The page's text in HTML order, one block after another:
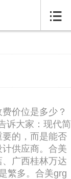

价位是多少？
诉大家：现代简
的，而是能否
供应商。合美
广西桂林万达
繁多。合美grg